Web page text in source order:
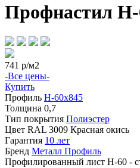
Профнастил Н-
741 р/м2
-Все цены-
Купить
Профиль Н-60х845
Толщина 0,7
Тип покрытия Полиэстер
Цвет RAL 3009 Красная окись
Гарантия 10 лет
Бренд Металл Профиль
Профилированный лист Н-60 -